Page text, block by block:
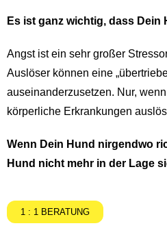
Es ist ganz wichtig, dass
Angst ist ein sehr großer
Auslöser können eine
auseinanderzusetzen. Nur,
körperliche Erkrankungen
Wenn Dein Hund nirgendwo
Hund nicht mehr in der Lage
1 : 1 BERATUNG